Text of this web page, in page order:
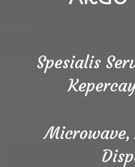
Spesialis
Microwave,